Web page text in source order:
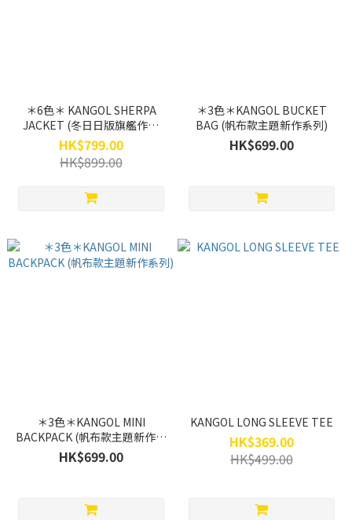
＊6色＊ KANGOL SHERPA
JACKET (冬日日版旗艦作回
歸！男女裝毛毛褸款！)
HK$799.00
HK$899.00
＊3色＊KANGOL BUCKET
BAG (帆布款主題新作系列)
HK$699.00
＊3色＊KANGOL MINI
BACKPACK (帆布款主題新作系
列)
HK$699.00
KANGOL LONG SLEEVE TEE
HK$369.00
HK$499.00